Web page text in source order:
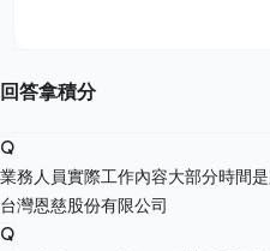
回答拿積分
Q
業務人員實際工作內容大部分時間
台灣恩慈股份有限公司
Q